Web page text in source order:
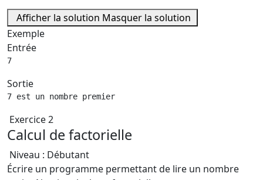
Afficher la solution Masquer la solution
Exemple
Entrée
7
Sortie
7 est un nombre premier
Exercice 2
Calcul de factorielle
Niveau : Débutant
Écrire un programme permettant de lire un nombre